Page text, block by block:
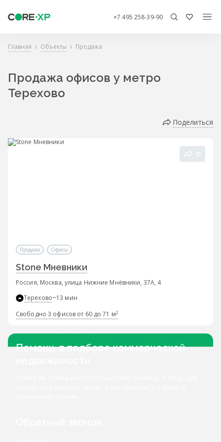
+7 495 258-39-90
Главная Объекты Продажа
Продажа офисов у метро
Терехово
Поделиться
Продажа Офисы
Stone Мневники
Россия, Москва, улица Нижние Мнёвники, 37А, 4
Терехово~13 мин
Свободно 3 офисов от 60 до 71 м2
Помощь в подборе коммерческой